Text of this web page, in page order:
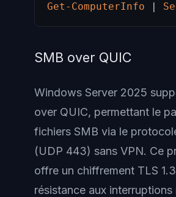
Get-ComputerInfo
|
SMB over QUIC
Windows Server 2025
over QUIC, permettant le
fichiers SMB via le
(UDP 443) sans VPN. Ce
offre un chiffrement TLS
résistance aux interruptions